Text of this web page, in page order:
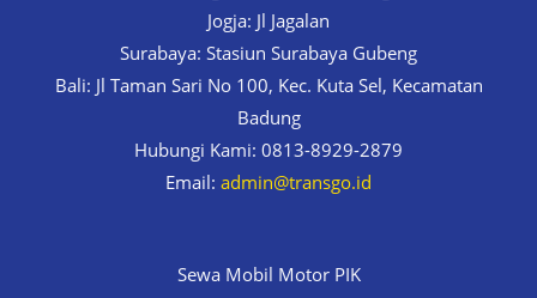
Jogja: Jl Jagalan
Surabaya: Stasiun Surabaya Gubeng
Bali: Jl Taman Sari No 100, Kec. Kuta Sel, Kecamatan
Badung
Hubungi Kami: 0813-8929-2879
Email: admin@transgo.id
Sewa Mobil Motor PIK